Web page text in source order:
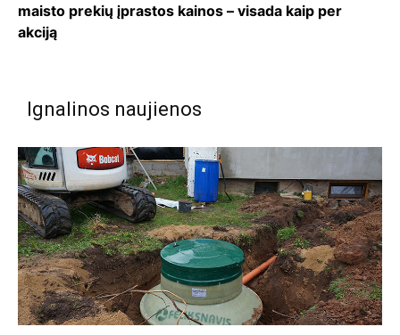
maisto prekių įprastos kainos – visada kaip per
akciją
Ignalinos naujienos